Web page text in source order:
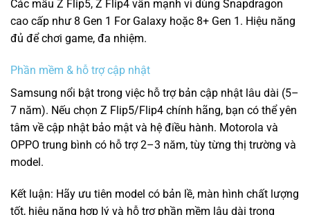
Các mẫu Z Flip5, Z Flip4 vẫn mạnh vì dùng Snapdragon
cao cấp như 8 Gen 1 For Galaxy hoặc 8+ Gen 1. Hiệu năng
đủ để chơi game, đa nhiệm.
Phần mềm & hỗ trợ cập nhật
Samsung nổi bật trong việc hỗ trợ bản cập nhật lâu dài (5–
7 năm). Nếu chọn Z Flip5/Flip4 chính hãng, bạn có thể yên
tâm về cập nhật bảo mật và hệ điều hành. Motorola và
OPPO trung bình có hỗ trợ 2–3 năm, tùy từng thị trường và
model.
Kết luận: Hãy ưu tiên model có bản lề, màn hình chất lượng
tốt, hiệu năng hợp lý và hỗ trợ phần mềm lâu dài trong